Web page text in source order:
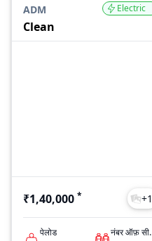
ADM
Clean
Electric
₹1,40,000 * +1
पेलोड
नंबर